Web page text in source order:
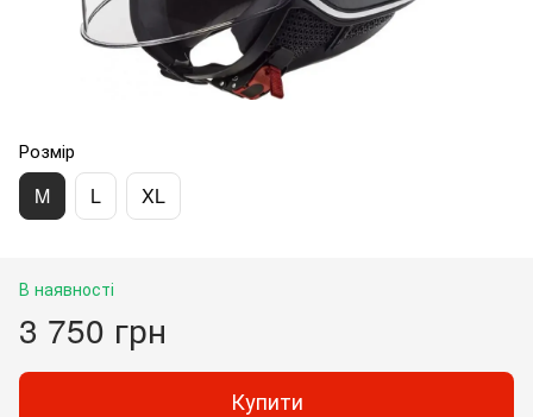
Розмір
M L XL
В наявності
3 750 грн
Купити